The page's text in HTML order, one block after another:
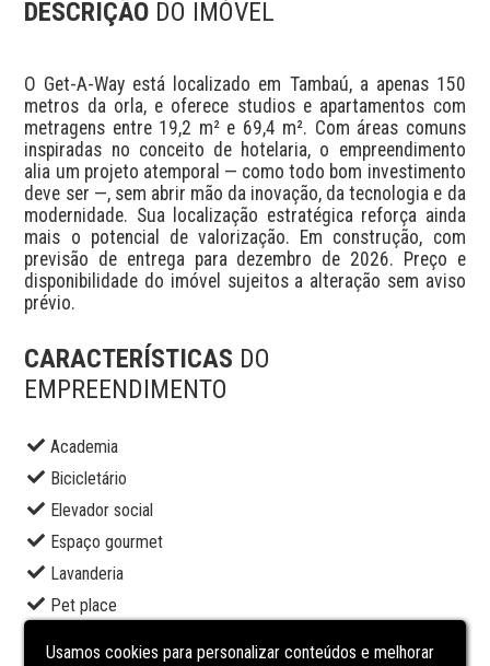
DESCRIÇÃO DO IMÓVEL
O Get-A-Way está localizado em Tambaú, a apenas 150
metros da orla, e oferece studios e apartamentos com
metragens entre 19,2 m² e 69,4 m². Com áreas comuns
inspiradas no conceito de hotelaria, o empreendimento
alia um projeto atemporal — como todo bom investimento
deve ser —, sem abrir mão da inovação, da tecnologia e da
modernidade. Sua localização estratégica reforça ainda
mais o potencial de valorização. Em construção, com
previsão de entrega para dezembro de 2026. Preço e
disponibilidade do imóvel sujeitos a alteração sem aviso
prévio.
CARACTERÍSTICAS DO
EMPREENDIMENTO
Academia
Bicicletário
Elevador social
Espaço gourmet
Lavanderia
Pet place
Usamos cookies para personalizar conteúdos e melhorar